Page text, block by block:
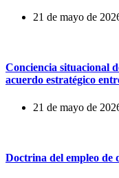
21 de mayo de
Conciencia situacional
acuerdo estratégico
21 de mayo de
Doctrina del empleo de